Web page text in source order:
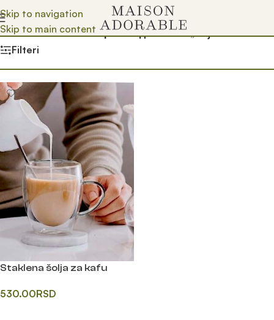
Skip to navigation
Skip to main content
Почетна/Prodavnica/Производ oзначен „šolje od stakla“
Filteri
Staklena šolja za kafu
530.00RSD